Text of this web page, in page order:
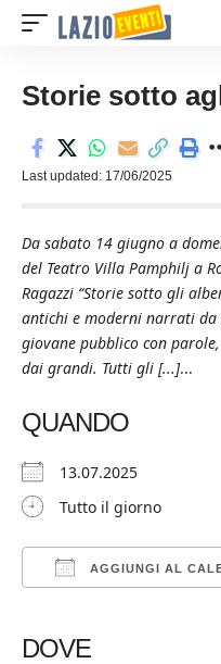
Storie sotto
Last updated: 17/06/2025
Da sabato 14 giugno a
del Teatro Villa Pamphilj a
Ragazzi “Storie sotto gli
antichi e moderni narrati
giovane pubblico con
dai grandi. Tutti gli [...]...
QUANDO
13.07.2025
Tutto il giorno
AGGIUNGI AL
DOVE